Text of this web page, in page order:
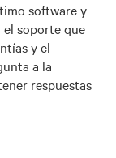
software y
soporte que
y el
a la
respuestas